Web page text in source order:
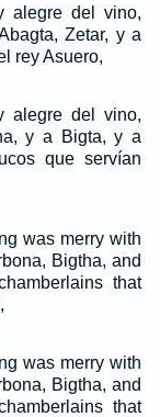
alegre del vino,
Zetar, y a
rey Asuero,
alegre del vino,
y a Bigta, y a
que servían
was merry with
Bigtha, and
that
was merry with
Bigtha, and
that